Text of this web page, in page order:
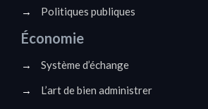
→
Politiques publiques
Économie
→
Système d’échange
→
L’art de bien administrer